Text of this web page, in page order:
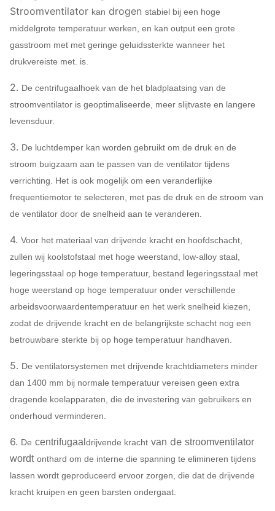
14c
18C 580 ~
20C
28C 375 ~
29.5C 596 ~
Stroomventilator kan drogen stabiel bij een hoge
middelgrote temperatuur werken, en kan output een grote
gasstroom met met geringe geluidssterkte wanneer het
drukvereiste met. is.
2. De centrifugaalhoek van de het bladplaatsing van de
stroomventilator is geoptimaliseerde, meer slijtvaste en langere
levensduur.
3. De luchtdemper kan worden gebruikt om de druk en de
stroom buigzaam aan te passen van de ventilator tijdens
verrichting. Het is ook mogelijk om een veranderlijke
frequentiemotor te selecteren, met pas de druk en de stroom van
de ventilator door de snelheid aan te veranderen.
4. Voor het materiaal van drijvende kracht en hoofdschacht,
zullen wij koolstofstaal met hoge weerstand, low-alloy staal,
legeringsstaal op hoge temperatuur, bestand legeringsstaal met
hoge weerstand op hoge temperatuur onder verschillende
arbeidsvoorwaardentemperatuur en het werk snelheid kiezen,
zodat de drijvende kracht en de belangrijkste schacht nog een
betrouwbare sterkte bij op hoge temperatuur handhaven.
5. De ventilatorsystemen met drijvende krachtdiameters minder
dan 1400 mm bij normale temperatuur vereisen geen extra
dragende koelapparaten, die de investering van gebruikers en
onderhoud verminderen.
6. De centrifugaal drijvende kracht van de stroomventilator
wordt onthard om de interne die spanning te elimineren tijdens
lassen wordt geproduceerd ervoor zorgen, die dat de drijvende
kracht kruipen en geen barsten ondergaat.